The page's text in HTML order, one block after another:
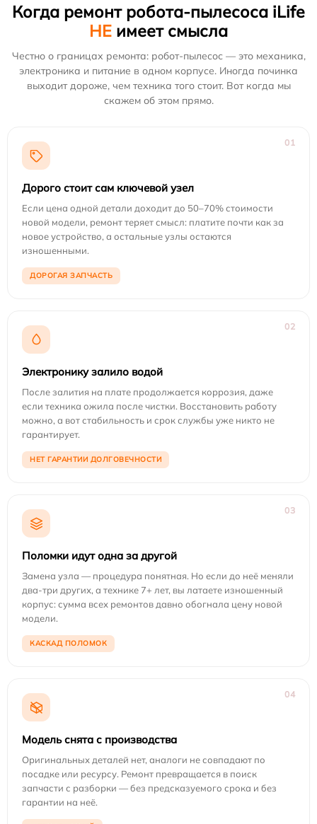
Когда ремонт робота-пылесоса iLife
НЕ имеет смысла
Честно о границах ремонта: робот-пылесос — это механика,
электроника и питание в одном корпусе. Иногда починка
выходит дороже, чем техника того стоит. Вот когда мы
скажем об этом прямо.
01
Дорого стоит сам ключевой узел
Если цена одной детали доходит до 50–70% стоимости
новой модели, ремонт теряет смысл: платите почти как за
новое устройство, а остальные узлы остаются
изношенными.
ДОРОГАЯ ЗАПЧАСТЬ
02
Электронику залило водой
После залития на плате продолжается коррозия, даже
если техника ожила после чистки. Восстановить работу
можно, а вот стабильность и срок службы уже никто не
гарантирует.
НЕТ ГАРАНТИИ ДОЛГОВЕЧНОСТИ
03
Поломки идут одна за другой
Замена узла — процедура понятная. Но если до неё меняли
два-три других, а технике 7+ лет, вы латаете изношенный
корпус: сумма всех ремонтов давно обогнала цену новой
модели.
КАСКАД ПОЛОМОК
04
Модель снята с производства
Оригинальных деталей нет, аналоги не совпадают по
посадке или ресурсу. Ремонт превращается в поиск
запчасти с разборки — без предсказуемого срока и без
гарантии на неё.